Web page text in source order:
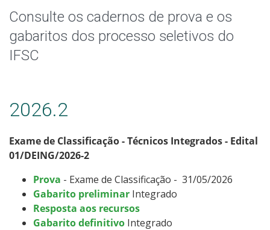
Especialização
Educação a Distância
Processo de Inscrição
Resultados
Resultados Vagas Remanescentes
Consulte os cadernos de prova e os
gabaritos dos processo seletivos do
IFSC
2026.2
Exame de Classificação - Técnicos Integrados - Edital
01/DEING/2026-2
Prova - Exame de Classificação - 31/05/2026
Gabarito preliminar Integrado
Resposta aos recursos
Gabarito definitivo Integrado